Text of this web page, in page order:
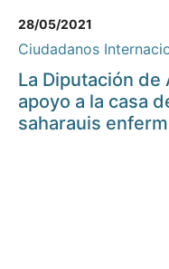
28/05/2021
Ciudadanos
La Diputación
apoyo a la casa
saharauis